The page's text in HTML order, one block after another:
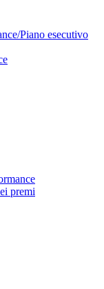
Piano esecutivo
premi